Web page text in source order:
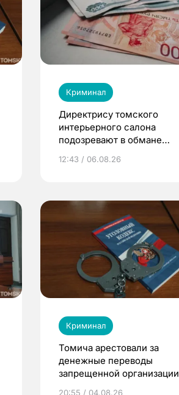
Криминал
Директрису томского
интерьерного салона
подозревают в обмане
12:43 / 06.08.26
Криминал
Томича арестовали за
денежные переводы
запрещенной организации
20:55 / 04.08.26